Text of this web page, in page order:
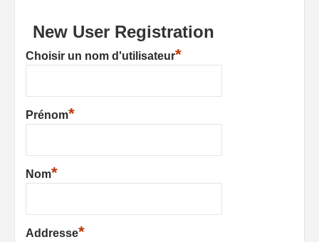
New User Registration
Choisir un nom d'utilisateur*
Prénom*
Nom*
Addresse*